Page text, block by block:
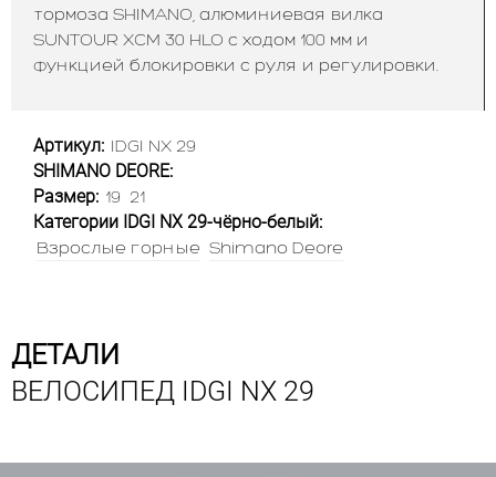
тормоза SHIMANO, алюминиевая вилка
SUNTOUR XCM 30 HLO с ходом 100 мм и
функцией блокировки c руля и регулировки.
Артикул: IDGI NX 29
SHIMANO DEORE:
Размер: 19 21
Категории IDGI NX 29-чёрно-белый:
Взрослые горные Shimano Deore
ДЕТАЛИ
ВЕЛОСИПЕД IDGI NX 29